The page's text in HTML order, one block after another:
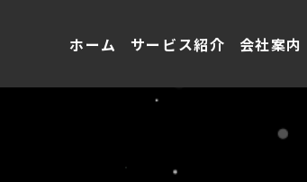
ホーム サービス紹介 会社案内